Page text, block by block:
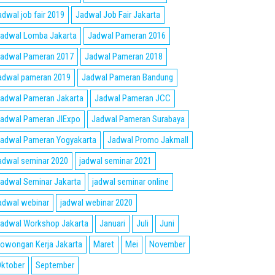
job fair 2019
Jadwal Job Fair Jakarta
Lomba Jakarta
Jadwal Pameran 2016
Pameran 2017
Jadwal Pameran 2018
pameran 2019
Jadwal Pameran Bandung
Pameran Jakarta
Jadwal Pameran JCC
Pameran JIExpo
Jadwal Pameran Surabaya
Pameran Yogyakarta
Jadwal Promo Jakmall
seminar 2020
jadwal seminar 2021
Seminar Jakarta
jadwal seminar online
webinar
jadwal webinar 2020
Workshop Jakarta
Januari Juli
Juni
Kerja Jakarta
Maret Mei
November
September